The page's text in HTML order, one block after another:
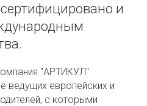
и
"АРТИКУЛ"
ведущих европейских и
с которыми